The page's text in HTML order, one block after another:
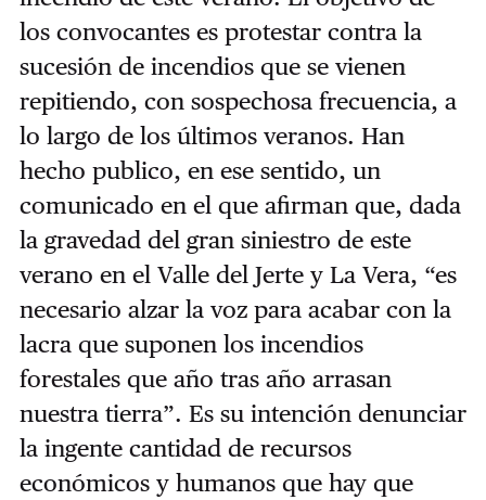
los convocantes es protestar contra la
sucesión de incendios que se vienen
repitiendo, con sospechosa frecuencia, a
lo largo de los últimos veranos. Han
hecho publico, en ese sentido, un
comunicado en el que afirman que, dada
la gravedad del gran siniestro de este
verano en el Valle del Jerte y La Vera, “es
necesario alzar la voz para acabar con la
lacra que suponen los incendios
forestales que año tras año arrasan
nuestra tierra”. Es su intención denunciar
la ingente cantidad de recursos
económicos y humanos que hay que